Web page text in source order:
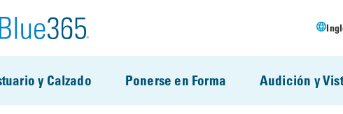
y Calzado Ponerse en Forma Audición y